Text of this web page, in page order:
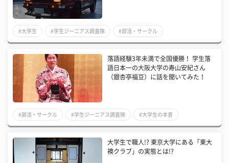
#大学生 #学生ジーニアス調査隊 #部活・サークル
落語経験3年未満で全国優勝！ 学生落
語日本一の大阪大学の寿山安紀さん
（銀杏亭福豆）に話を聞いてみた！
#部活・サークル #学生ジーニアス調査隊 #大学生の本音
大学生で職人!? 東京大学にある「東大
襖クラブ」の実態とは!?